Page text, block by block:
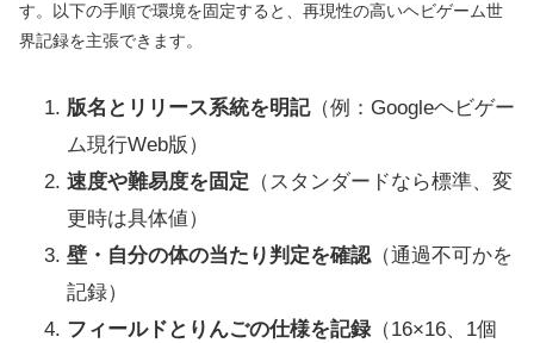
す。以下の手順で環境を固定すると、再現性の高いヘビゲーム世
界記録を主張できます。
版名とリリース系統を明記（例：Googleヘビゲー
ム現行Web版）
速度や難易度を固定 （スタンダードなら標準、変
更時は具体値）
壁・自分の体の当たり判定を確認（通過不可かを
記録）
フィールドとりんごの仕様を記録（16×16、1個